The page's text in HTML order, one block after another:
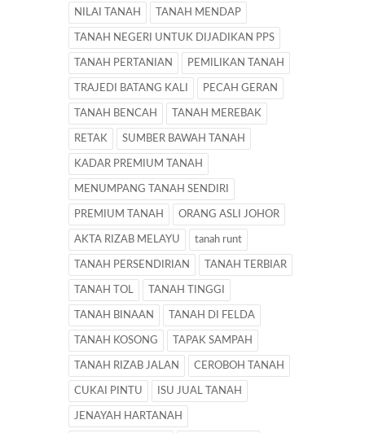
NILAI TANAH TANAH MENDAP
TANAH NEGERI UNTUK DIJADIKAN PPS
TANAH PERTANIAN PEMILIKAN TANAH
TRAJEDI BATANG KALI PECAH GERAN
TANAH BENCAH TANAH MEREBAK
RETAK SUMBER BAWAH TANAH
KADAR PREMIUM TANAH
MENUMPANG TANAH SENDIRI
PREMIUM TANAH ORANG ASLI JOHOR
AKTA RIZAB MELAYU tanah runt
TANAH PERSENDIRIAN TANAH TERBIAR
TANAH TOL TANAH TINGGI
TANAH BINAAN TANAH DI FELDA
TANAH KOSONG TAPAK SAMPAH
TANAH RIZAB JALAN CEROBOH TANAH
CUKAI PINTU ISU JUAL TANAH
JENAYAH HARTANAH